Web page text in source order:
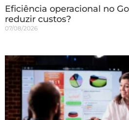
Eficiência operacional no
reduzir custos?
07/08/2026